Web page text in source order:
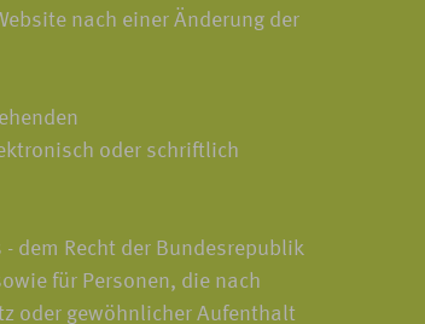
nach einer Änderung der
oder schriftlich
dem Recht der Bundesrepublik
für Personen, die nach
oder gewöhnlicher Aufenthalt